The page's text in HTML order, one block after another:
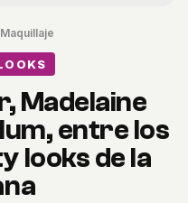
Maquillaje
Madelaine
entre los
looks de la